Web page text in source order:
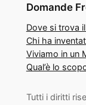
Domande
Dove si trova
Chi ha
Viviamo in un
Qual’è lo
Tutti i diritti